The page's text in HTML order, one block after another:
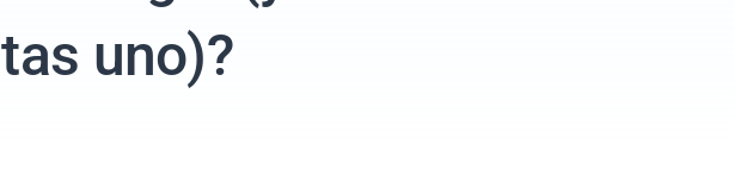
uno)?